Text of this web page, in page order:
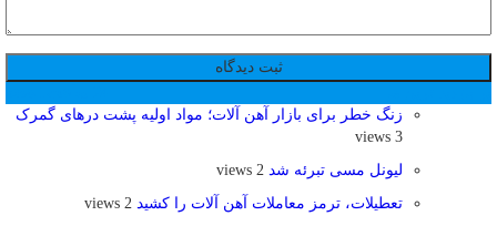
زنگ خطر برای بازار آهن آلات؛ مواد اولیه پشت درهای گمرک
3 views
لیونل مسی تبرئه شد 2 views
تعطیلات، ترمز معاملات آهن ‌آلات را کشید 2 views